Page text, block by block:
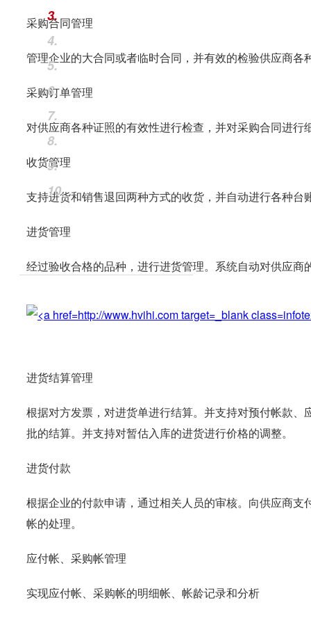
采购合同管理
管理企业的大合同或者临时合同，并有效的检验供应商各
采购订单管理
对供应商各种证照的有效性进行检查，并对采购合同进行
收货管理
支持进货和销售退回两种方式的收货，并自动进行各种台
进货管理
经过验收合格的品种，进行进货管理。系统自动对供应商
进货结算管理
根据对方发票，对进货单进行结算。并支持对预付帐款
批的结算。并支持对暂估入库的进货进行价格的调整。
进货付款
根据企业的付款申请，通过相关人员的审核。向供应商
帐的处理。
应付帐、采购帐管理
实现应付帐、采购帐的明细帐、帐龄记录和分析
3.
4.
5.
6.
7.
8.
9.
10.